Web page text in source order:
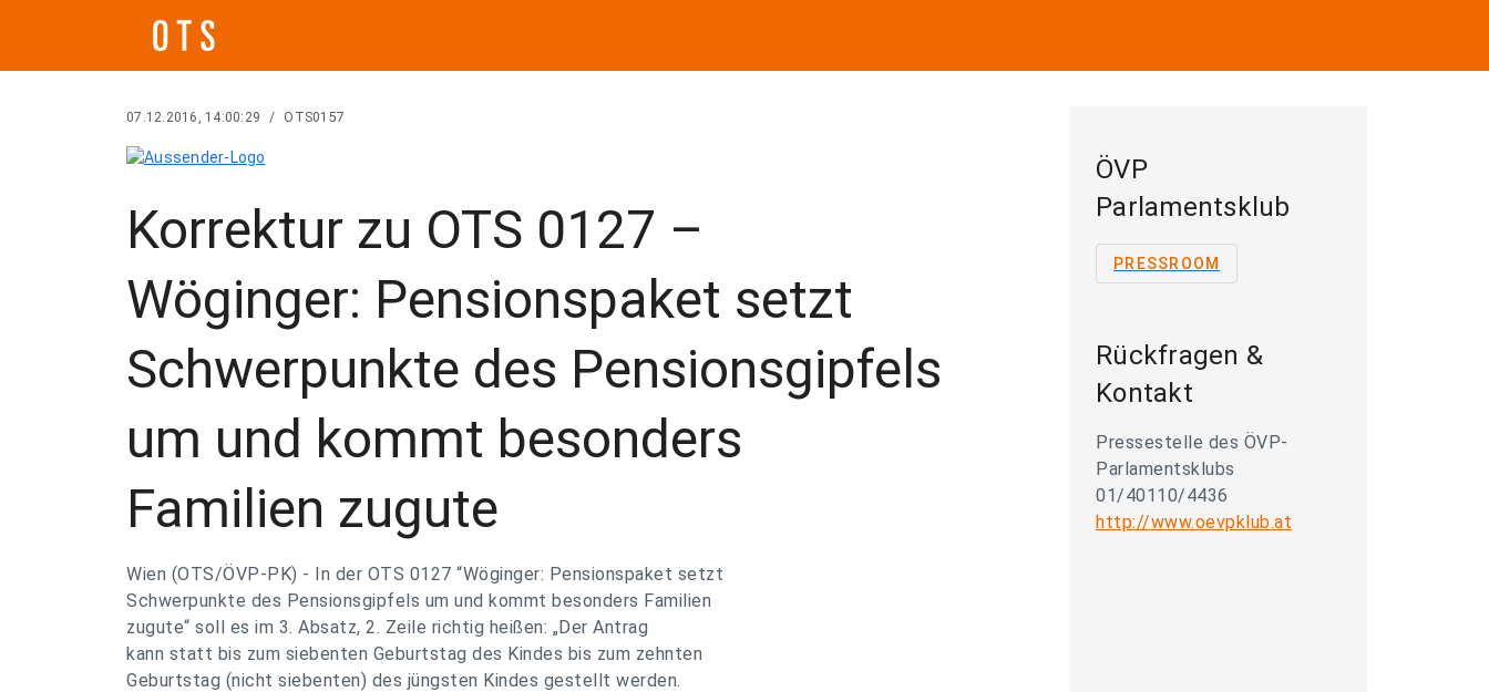
07.12.2016, 14:00:29 / OTS0157
Korrektur zu OTS 0127 –
Wöginger: Pensionspaket setzt
Schwerpunkte des Pensionsgipfels
um und kommt besonders
Familien zugute
Wien (OTS/ÖVP-PK) - In der OTS 0127 “Wöginger: Pensionspaket setzt
Schwerpunkte des Pensionsgipfels um und kommt besonders Familien
zugute“ soll es im 3. Absatz, 2. Zeile richtig heißen: „Der Antrag
kann statt bis zum siebenten Geburtstag des Kindes bis zum zehnten
Geburtstag (nicht siebenten) des jüngsten Kindes gestellt werden.
ÖVP
Parlamentsklub
PRESSROOM
Rückfragen &
Kontakt
Pressestelle des ÖVP-
Parlamentsklubs
01/40110/4436
http://www.oevpklub.at